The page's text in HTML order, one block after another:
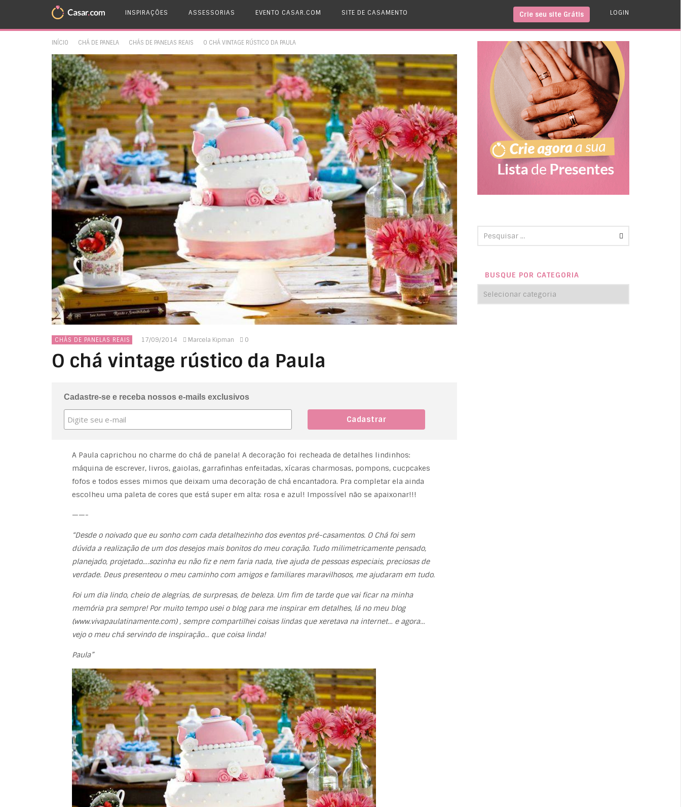
INSPIRAÇÕES ASSESSORIAS EVENTO CASAR.COM SITE DE CASAMENTO LOGIN
Crie seu site Grátis
INÍCIO CHÁ DE PANELA CHÁS DE PANELAS REAIS O CHÁ VINTAGE RÚSTICO DA PAULA
CHÁS DE PANELAS REAIS 17/09/2014 Marcela Kipman 0
O chá vintage rústico da Paula
Cadastre-se e receba nossos e-mails exclusivos
A Paula caprichou no charme do chá de panela! A decoração foi recheada de detalhes lindinhos:
máquina de escrever, livros, gaiolas, garrafinhas enfeitadas, xícaras charmosas, pompons, cucpcakes
fofos e todos esses mimos que deixam uma decoração de chá encantadora. Pra completar ela ainda
escolheu uma paleta de cores que está super em alta: rosa e azul! Impossível não se apaixonar!!!
——-
“Desde o noivado que eu sonho com cada detalhezinho dos eventos pré-casamentos. O Chá foi sem
dúvida a realização de um dos desejos mais bonitos do meu coração. Tudo milimetricamente pensado,
planejado, projetado….sozinha eu não fiz e nem faria nada, tive ajuda de pessoas especiais, preciosas de
verdade. Deus presenteou o meu caminho com amigos e familiares maravilhosos, me ajudaram em tudo.
Foi um dia lindo, cheio de alegrias, de surpresas, de beleza. Um fim de tarde que vai ficar na minha
memória pra sempre! Por muito tempo usei o blog para me inspirar em detalhes, lá no meu blog
(www.vivapaulatinamente.com) , sempre compartilhei coisas lindas que xeretava na internet… e agora…
vejo o meu chá servindo de inspiração… que coisa linda!
Paula”
BUSQUE POR CATEGORIA